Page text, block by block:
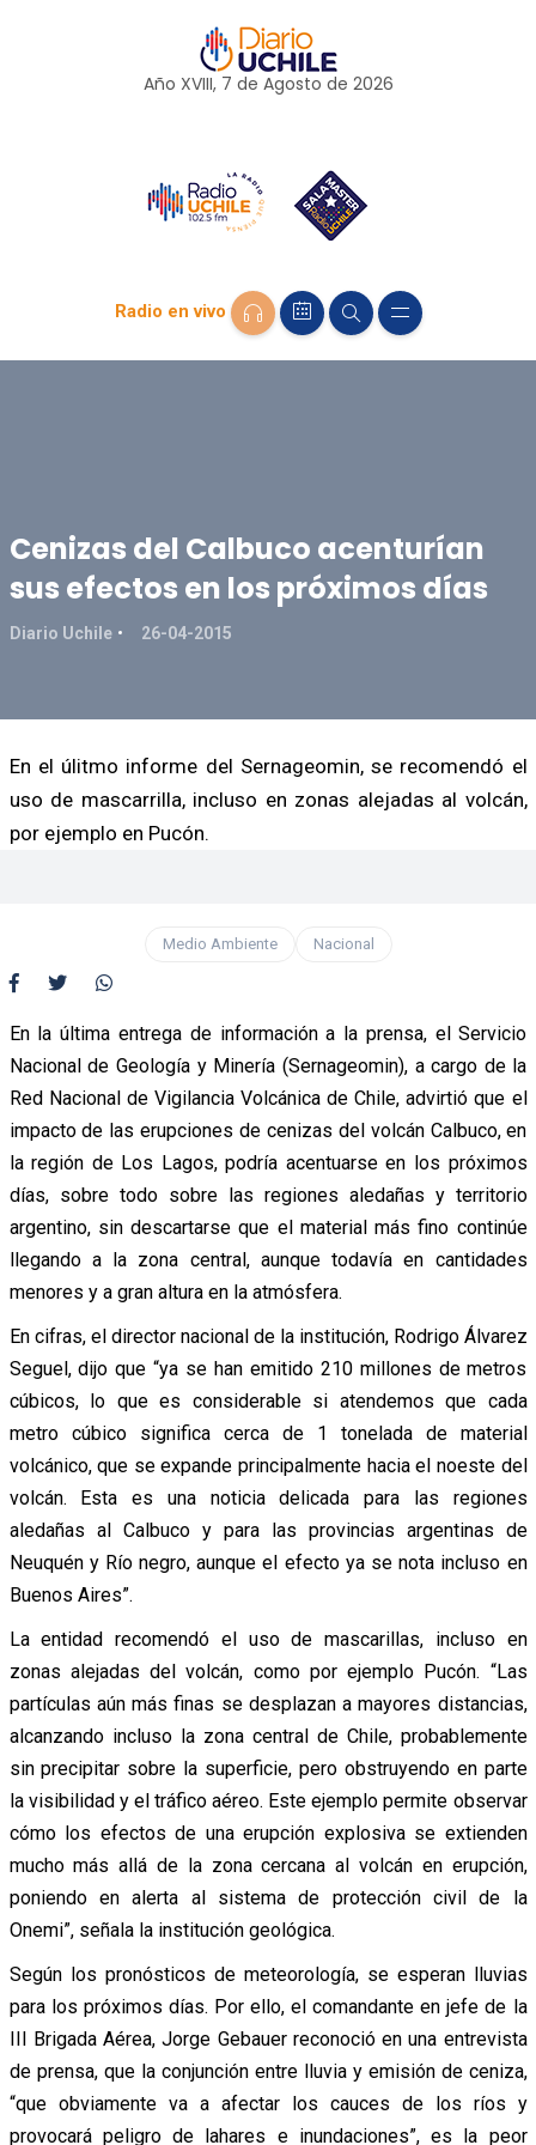
Año XVIII, 7 de Agosto de 2026
Radio en vivo
Cenizas del Calbuco acenturían
sus efectos en los próximos días
Diario Uchile 26-04-2015
En el úlitmo informe del Sernageomin, se recomendó el
uso de mascarrilla, incluso en zonas alejadas al volcán,
por ejemplo en Pucón.
Medio Ambiente Nacional
En la última entrega de información a la prensa, el Servicio
Nacional de Geología y Minería (Sernageomin), a cargo de la
Red Nacional de Vigilancia Volcánica de Chile, advirtió que el
impacto de las erupciones de cenizas del volcán Calbuco, en
la región de Los Lagos, podría acentuarse en los próximos
días, sobre todo sobre las regiones aledañas y territorio
argentino, sin descartarse que el material más fino continúe
llegando a la zona central, aunque todavía en cantidades
menores y a gran altura en la atmósfera.
En cifras, el director nacional de la institución, Rodrigo Álvarez
Seguel, dijo que “ya se han emitido 210 millones de metros
cúbicos, lo que es considerable si atendemos que cada
metro cúbico significa cerca de 1 tonelada de material
volcánico, que se expande principalmente hacia el noeste del
volcán. Esta es una noticia delicada para las regiones
aledañas al Calbuco y para las provincias argentinas de
Neuquén y Río negro, aunque el efecto ya se nota incluso en
Buenos Aires”.
La entidad recomendó el uso de mascarillas, incluso en
zonas alejadas del volcán, como por ejemplo Pucón. “Las
partículas aún más finas se desplazan a mayores distancias,
alcanzando incluso la zona central de Chile, probablemente
sin precipitar sobre la superficie, pero obstruyendo en parte
la visibilidad y el tráfico aéreo. Este ejemplo permite observar
cómo los efectos de una erupción explosiva se extienden
mucho más allá de la zona cercana al volcán en erupción,
poniendo en alerta al sistema de protección civil de la
Onemi”, señala la institución geológica.
Según los pronósticos de meteorología, se esperan lluvias
para los próximos días. Por ello, el comandante en jefe de la
III Brigada Aérea, Jorge Gebauer reconoció en una entrevista
de prensa, que la conjunción entre lluvia y emisión de ceniza,
“que obviamente va a afectar los cauces de los ríos y
provocará peligro de lahares e inundaciones”, es la peor